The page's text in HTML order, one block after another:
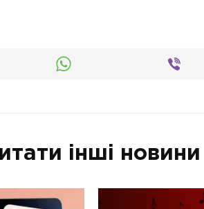
інші новини